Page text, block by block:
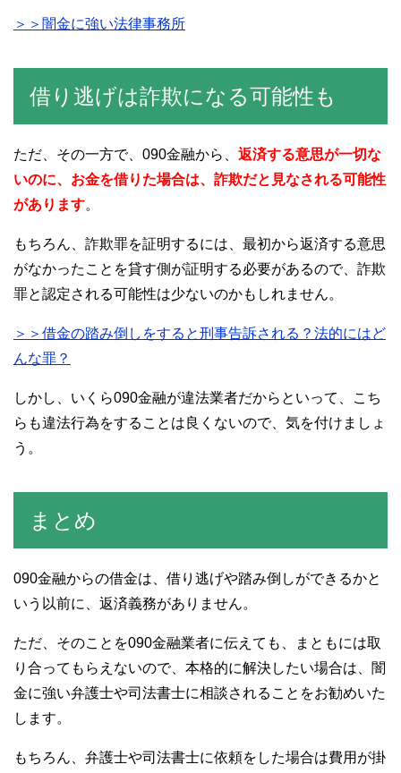
＞＞闇金に強い法律事務所
借り逃げは詐欺になる可能性も
ただ、その一方で、090金融から、 返済する意思が一切な
いのに、お金を借りた場合は、詐欺だと見なされる可能性
があります。
もちろん、詐欺罪を証明するには、最初から返済する意思
がなかったことを貸す側が証明する必要があるので、詐欺
罪と認定される可能性は少ないのかもしれません。
＞＞借金の踏み倒しをすると刑事告訴される？法的にはど
んな罪？
しかし、いくら090金融が違法業者だからといって、こち
らも違法行為をすることは良くないので、気を付けましょ
う。
まとめ
090金融からの借金は、借り逃げや踏み倒しができるかと
いう以前に、返済義務がありません。
ただ、そのことを090金融業者に伝えても、まともには取
り合ってもらえないので、本格的に解決したい場合は、闇
金に強い弁護士や司法書士に相談されることをお勧めいた
します。
もちろん、弁護士や司法書士に依頼をした場合は費用が掛